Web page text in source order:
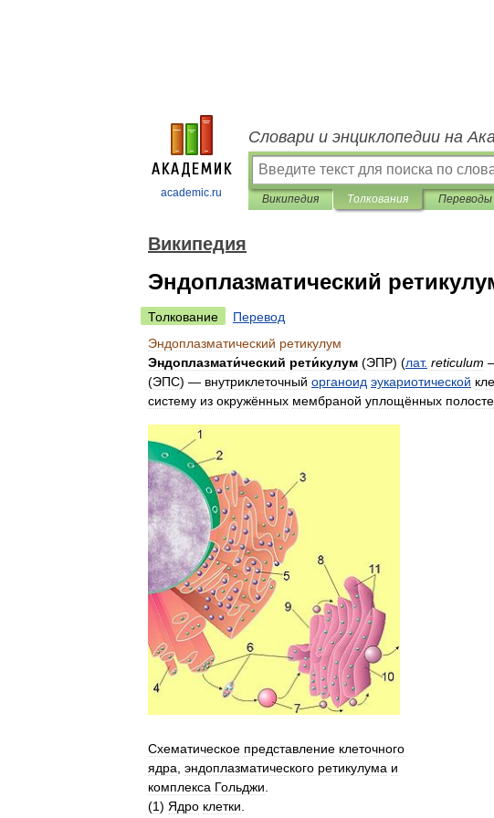
academic.ru
Словари и энциклопедии на
Википедия Толкования Переводы
Википедия
Эндоплазматический
Толкование
Перевод
Эндоплазматический ретикулум
Эндоплазмати́ческий рети́кулум (ЭПР) (лат. reticulum
(ЭПС) — внутриклеточный органоид эукариотической
систему из окружённых мембраной уплощённых
Схематическое представление клеточного
ядра эндоплазматического ретикулума и
комплекса Гольджи
(1) Ядро клетки